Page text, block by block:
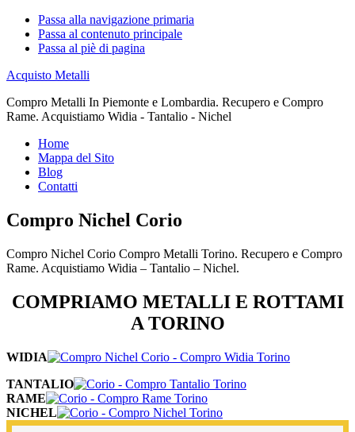
Passa alla navigazione primaria
Passa al contenuto principale
Passa al piè di pagina
Acquisto Metalli
Compro Metalli In Piemonte e Lombardia. Recupero e Compro
Rame. Acquistiamo Widia - Tantalio - Nichel
Home
Mappa del Sito
Blog
Contatti
Compro Nichel Corio
Compro Nichel Corio Compro Metalli Torino. Recupero e Compro
Rame. Acquistiamo Widia – Tantalio – Nichel.
COMPRIAMO METALLI E ROTTAMI
A TORINO
WIDIA
TANTALIO
RAME
NICHEL